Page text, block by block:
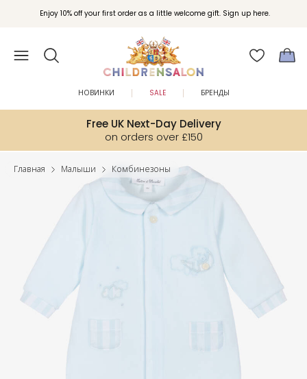
Enjoy 10% off your first order as a little welcome gift. Sign up here.
Free UK Next-Day Delivery
on orders over £150
НОВИНКИ SALE БРЕНДЫ
Главная Малыши Комбинезоны